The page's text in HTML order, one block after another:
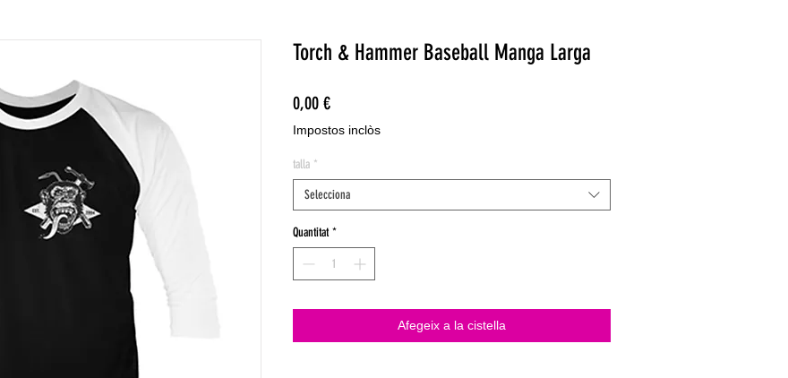
Torch & Hammer Baseball Manga Larga
0,00 €Price
Impostos inclòs
talla *
Selecciona
Quantitat *
Afegeix a la cistella